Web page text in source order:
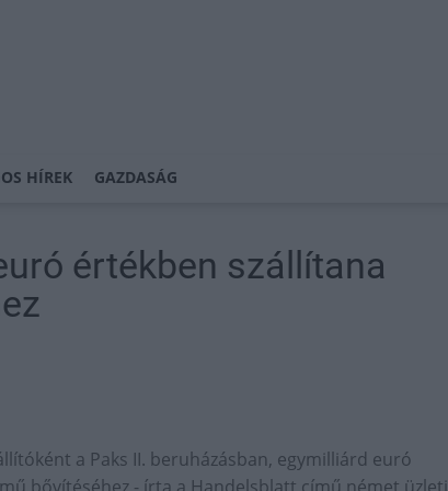
HÍREK GAZDASÁG
értékben szállítana
a Paks II. beruházásban, egymilliárd euró